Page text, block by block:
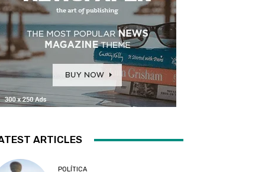
ARTICLES
POLÍTICA